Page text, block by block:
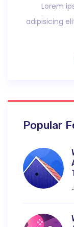
Lorem
adipisicing
Popular